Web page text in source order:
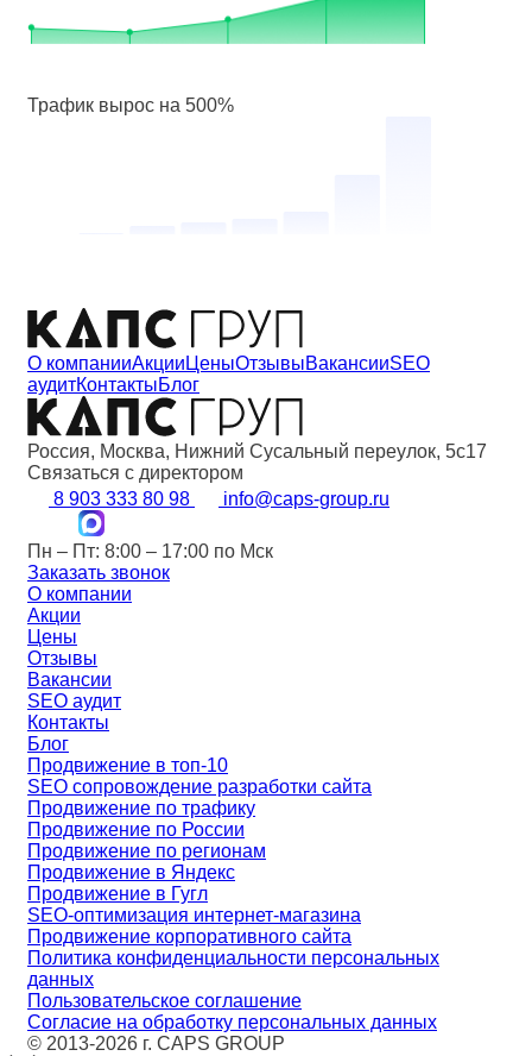
Трафик вырос на 500%
О компанииАкцииЦеныОтзывыВакансииSEO
аудитКонтактыБлог
Россия, Москва, Нижний Сусальный переулок, 5с17
Связаться с директором
8 903 333 80 98
info@caps-group.ru
Пн – Пт: 8:00 – 17:00 по Мск
Заказать звонок
О компании
Акции
Цены
Отзывы
Вакансии
SEO аудит
Контакты
Блог
Продвижение в топ-10
SEO сопровождение разработки сайта
Продвижение по трафику
Продвижение по России
Продвижение по регионам
Продвижение в Яндекс
Продвижение в Гугл
SEO-оптимизация интернет-магазина
Продвижение корпоративного сайта
Политика конфиденциальности персональных
данных
Пользовательское соглашение
Согласие на обработку персональных данных
© 2013-2026 г. CAPS GROUP